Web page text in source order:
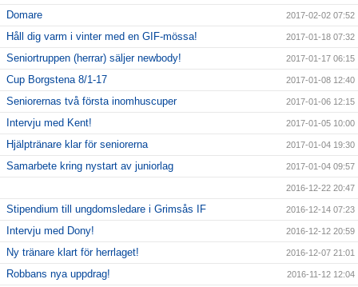
Domare 2017-02-02 07:52
Håll dig varm i vinter med en GIF-mössa! 2017-01-18 07:32
Seniortruppen (herrar) säljer newbody! 2017-01-17 06:15
Cup Borgstena 8/1-17 2017-01-08 12:40
Seniorernas två första inomhuscuper 2017-01-06 12:15
Intervju med Kent! 2017-01-05 10:00
Hjälptränare klar för seniorerna 2017-01-04 19:30
Samarbete kring nystart av juniorlag 2017-01-04 09:57
2016-12-22 20:47
Stipendium till ungdomsledare i Grimsås IF 2016-12-14 07:23
Intervju med Dony! 2016-12-12 20:59
Ny tränare klart för herrlaget! 2016-12-07 21:01
Robbans nya uppdrag! 2016-11-12 12:04